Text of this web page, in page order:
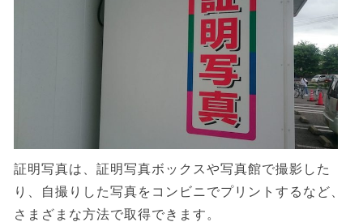
証明写真は、証明写真ボックスや写真館で撮影した
り、自撮りした写真をコンビニでプリントするなど、
さまざまな方法で取得できます。